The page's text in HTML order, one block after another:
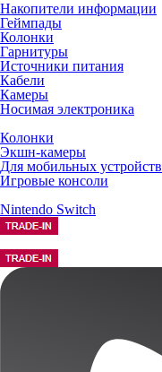
Накопители информации
Геймпады
Колонки
Гарнитуры
Источники питания
Кабели
Камеры
Носимая электроника
Колонки
Экшн-камеры
Для мобильных устройств
Игровые консоли
Nintendo Switch